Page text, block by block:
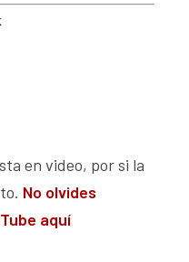
en video, por si la
No olvides
aquí